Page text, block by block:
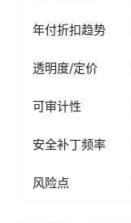
年付折扣趋势
透明度/定价
可审计性
安全补丁频率
风险点